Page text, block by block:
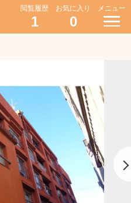
閲覧履歴
1
お気に入り
0
メニュー